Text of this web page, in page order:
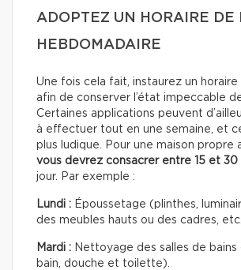
ADOPTEZ UN HORAIRE DE
HEBDOMADAIRE
Une fois cela fait, instaurez un
afin de conserver l’état impeccable
Certaines applications peuvent
à effectuer tout en une semaine, et
plus ludique. Pour une maison propre
vous devrez consacrer entre 15 et 30
jour. Par exemple :
Lundi : Époussetage (plinthes,
des meubles hauts ou des cadres,
Mardi : Nettoyage des salles de bains
bain, douche et toilette).